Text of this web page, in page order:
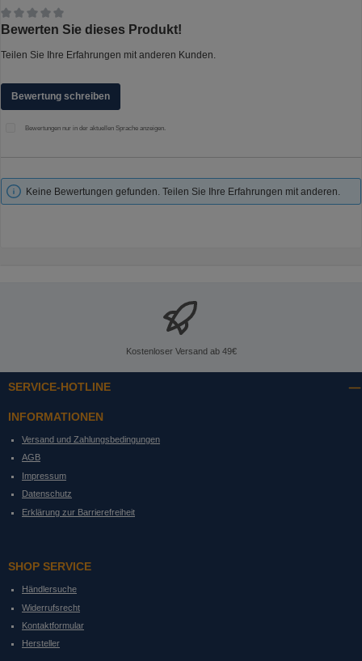
Durchschnittliche Bewertung von 0 von 5 Sternen
Bewerten Sie dieses Produkt!
Teilen Sie Ihre Erfahrungen mit anderen Kunden.
Bewertung schreiben
Bewertungen nur in der aktuellen Sprache anzeigen.
Keine Bewertungen gefunden. Teilen Sie Ihre Erfahrungen mit anderen.
Kostenloser Versand ab 49€
SERVICE-HOTLINE
INFORMATIONEN
Versand und Zahlungsbedingungen
AGB
Impressum
Datenschutz
Erklärung zur Barrierefreiheit
SHOP SERVICE
Händlersuche
Widerrufsrecht
Kontaktformular
Hersteller